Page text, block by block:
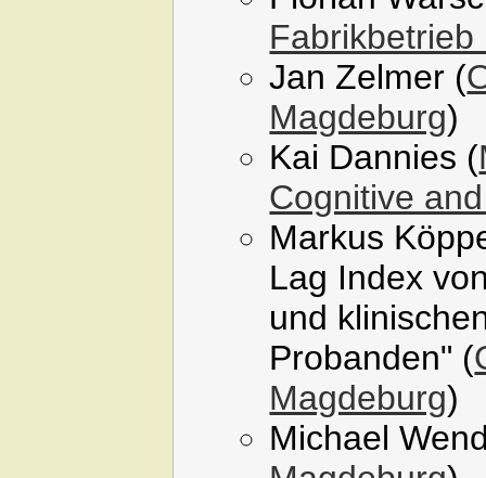
Jan Zelmer (
Magdeburg)
Kai Dannies (
Cognitive
Markus
Lag Index
und
Probanden" (
Magdeburg)
Michael